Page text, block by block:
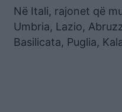
Në Itali, rajonet që
Umbria, Lazio,
Basilicata, Puglia,